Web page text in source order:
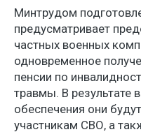
Минтрудом
предусматривает
частных военных
одновременное
пенсии по
травмы. В результате
обеспечения они
участникам СВО, а